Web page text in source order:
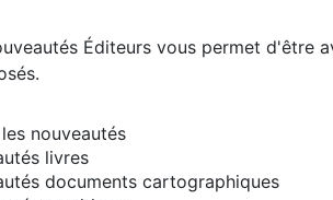
Éditeurs vous permet d'être
nouveautés
livres
documents cartographiques